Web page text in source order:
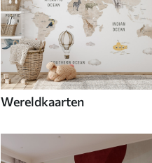
Wereldkaarten